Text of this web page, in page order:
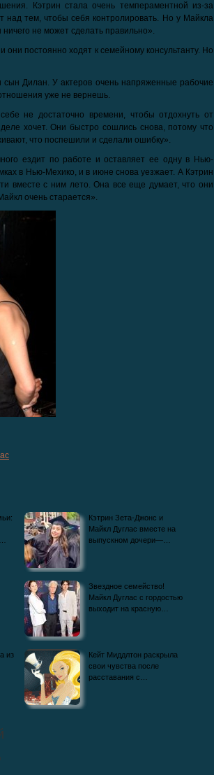
Кэтрин стала очень темпераментной из-за
над тем, чтобы себя контролировать. Но у Майкла
ничего не может сделать правильно».
они постоянно ходят к семейному консультанту. Но
сын Дилан. У актеров очень напряженные рабочие
уже не вернешь.
не достаточно времени, чтобы отдохнуть от
хочет. Они быстро сошлись снова, потому что
что поспешили и сделали ошибку».
ездит по работе и оставляет ее одну в Нью-
в Нью-Мехико, и в июне снова уезжает. А Кэтрин
вместе с ним лето. Она все еще думает, что они
очень старается».
Кэтрин Зета-Джонс и
Майкл Дуглас вместе на
выпускном дочери—…
Звездное семейство!
Майкл Дуглас с гордостью
выходит на красную…
из
Кейт Миддлтон раскрыла
свои чувства после
расставания с…